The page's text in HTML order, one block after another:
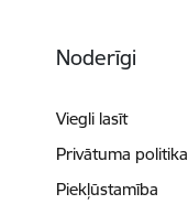
Noderīgi
Viegli lasīt
Privātuma politika
Piekļūstamība